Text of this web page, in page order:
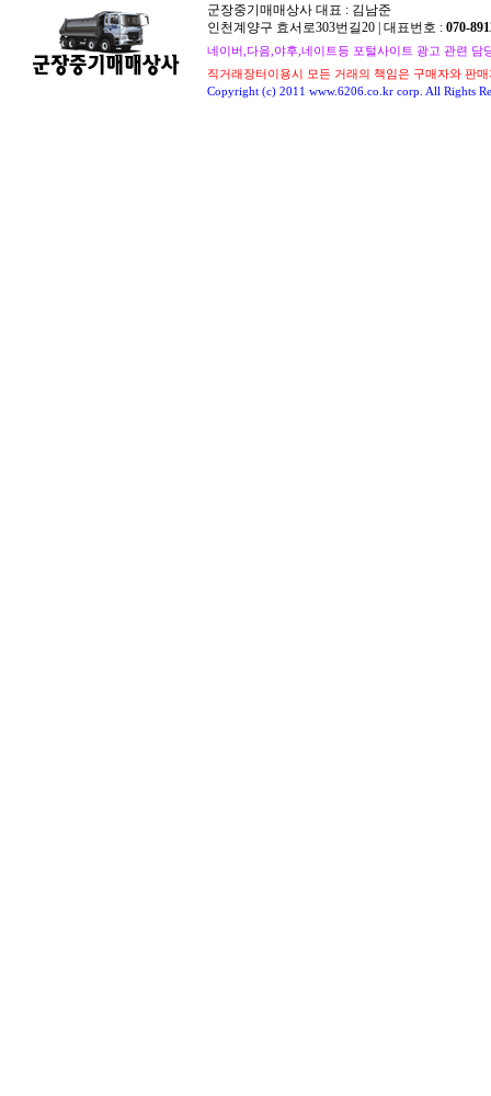
군장중기매매상사 대표 : 김남준
인천계양구 효서로303번길20 | 대표번호 : 070-
네이버,다음,야후,네이트등 포털사이트 광고 관련 담
직거래장터이용시 모든 거래의 책임은 구매자와 판
Copyright (c) 2011 www.6206.co.kr corp. All Rights